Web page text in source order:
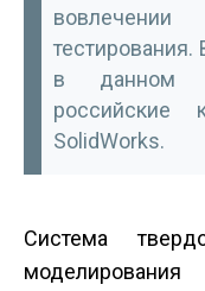
тестирования.
в данном
российские
SolidWorks.
Система